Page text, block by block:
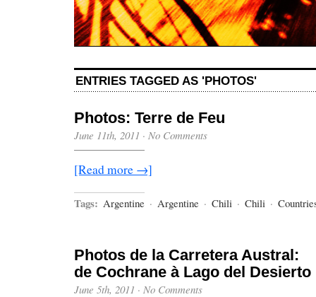
ENTRIES TAGGED AS 'PHOTOS'
Photos: Terre de Feu
June 11th, 2011 · No Comments
[Read more →]
Tags: Argentine · Argentine · Chili · Chili ·
Photos de la Carretera Austral:
de Cochrane à Lago del Desierto
June 5th, 2011 · No Comments